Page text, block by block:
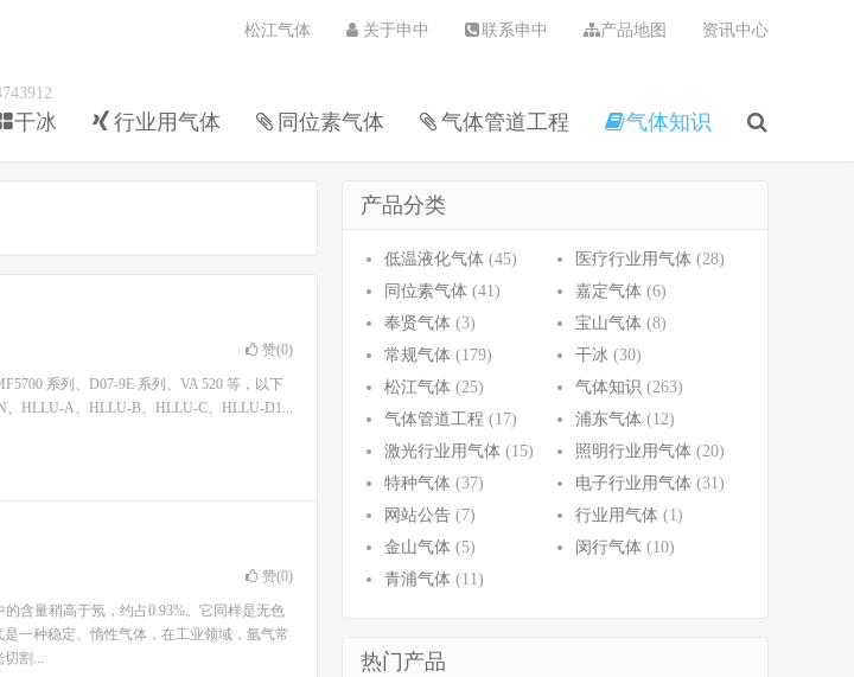
干冰 行业用气体 同位素气体 气体管道工程 气体知识
松江气体 关于申中 联系申中 产品地图 资讯中心
赞(0)
系列、D07-9E 系列、VA 520 等，以下
HLLU-A、HLLU-B、HLLU-C、HLLU-D1...
赞(0)
含量稍高于氖，约占0.93%。它同样是无色
一种稳定、惰性气体，在工业领域，氩气常
割...
产品分类
低温液化气体 (45) 医疗行业用气体 (28)
同位素气体 (41) 嘉定气体 (6)
奉贤气体 (3) 宝山气体 (8)
常规气体 (179) 干冰 (30)
松江气体 (25) 气体知识 (263)
气体管道工程 (17) 浦东气体 (12)
激光行业用气体 (15) 照明行业用气体 (20)
特种气体 (37) 电子行业用气体 (31)
网站公告 (7) 行业用气体 (1)
金山气体 (5) 闵行气体 (10)
青浦气体 (11)
热门产品